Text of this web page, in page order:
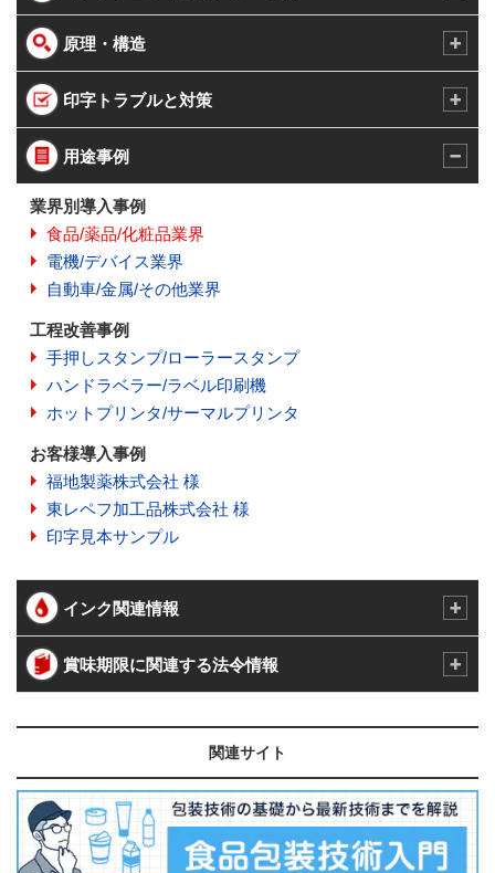
原理・構造
印字トラブルと対策
用途事例
業界別導入事例
食品/薬品/化粧品業界
電機/デバイス業界
自動車/金属/その他業界
工程改善事例
手押しスタンプ/ローラースタンプ
ハンドラベラー/ラベル印刷機
ホットプリンタ/サーマルプリンタ
お客様導入事例
福地製薬株式会社 様
東レペフ加工品株式会社 様
印字見本サンプル
インク関連情報
賞味期限に関連する法令情報
関連サイト